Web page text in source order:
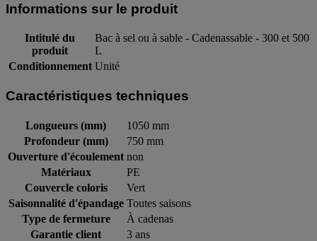
Informations sur le produit
Intitulé du
produit
Bac à sel ou à sable - Cadenassable - 300 et 500
L
Conditionnement Unité
Caractéristiques techniques
Longueurs (mm)
1050 mm
Profondeur (mm)
750 mm
Ouverture d'écoulement non
Matériaux
PE
Couvercle coloris
Vert
Saisonnalité d'épandage Toutes saisons
Type de fermeture
À cadenas
Garantie client
3 ans